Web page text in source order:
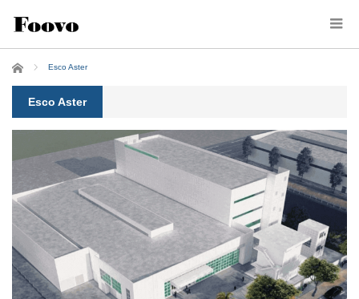
ホーム Esco Aster
Esco Aster